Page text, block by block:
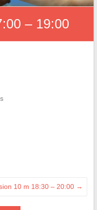
– 19:00
10 m 18:30 – 20:00 →